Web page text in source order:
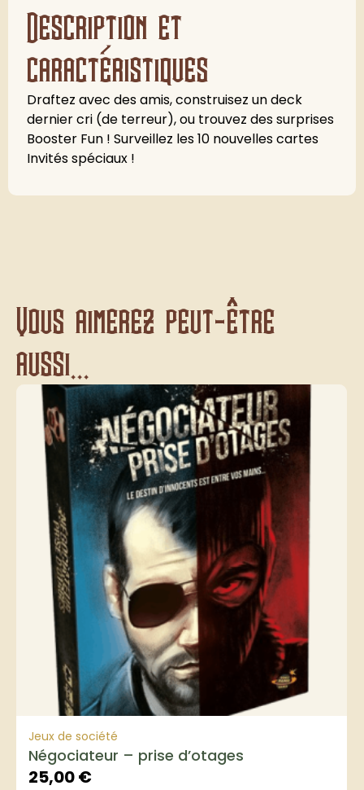
Description et
caractéristiques
Draftez avec des amis, construisez un deck
dernier cri (de terreur), ou trouvez des surprises
Booster Fun ! Surveillez les 10 nouvelles cartes
Invités spéciaux !
Vous aimerez peut-être
aussi...
Jeux de société
Négociateur – prise d’otages
25,00€